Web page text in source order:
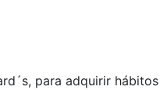
para adquirir